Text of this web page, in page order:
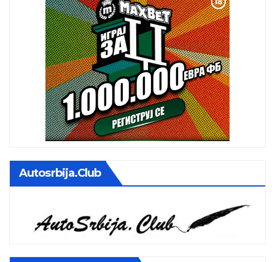
Autosrbija.club